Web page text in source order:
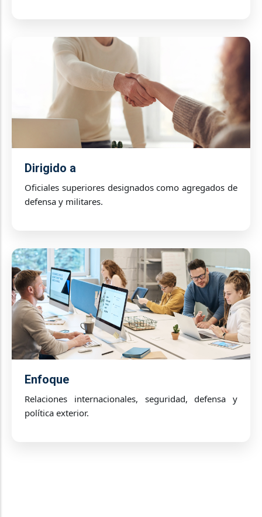
Dirigido a
Oficiales superiores designados como agregados de
defensa y militares.
Enfoque
Relaciones internacionales, seguridad, defensa y
política exterior.